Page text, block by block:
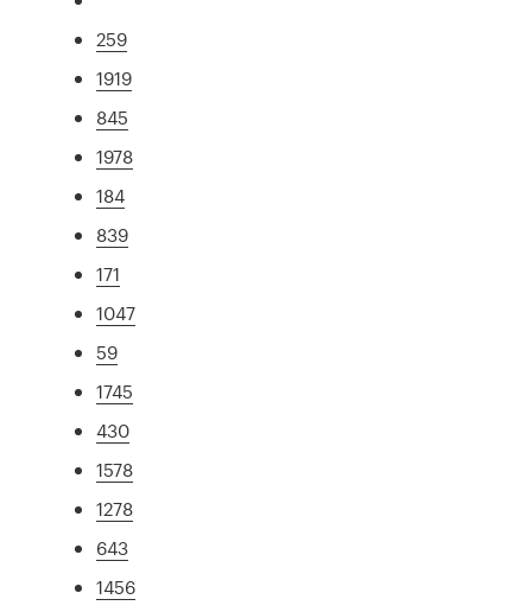
259
1919
845
1978
184
839
171
1047
59
1745
430
1578
1278
643
1456